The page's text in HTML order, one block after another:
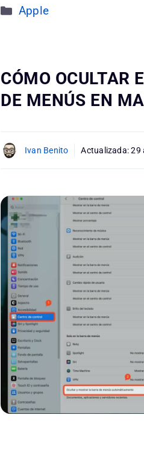
Categorías
Apple
CÓMO OCULTAR
DE MENÚS EN
Ivan Benito Actualizada:29